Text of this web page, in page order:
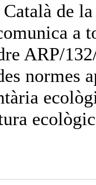
de
a
ARP/
normes